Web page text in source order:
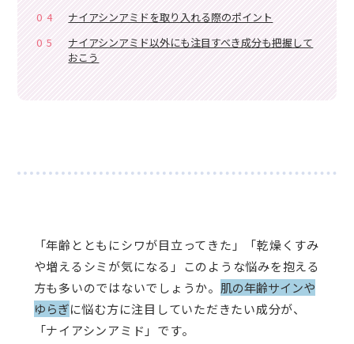
04
ナイアシンアミドを取り入れる際のポイント
05
ナイアシンアミド以外にも注目すべき成分も把握して
おこう
「年齢とともにシワが目立ってきた」「乾燥くすみ
や増えるシミが気になる」このような悩みを抱える
方も多いのではないでしょうか。 肌の年齢サインや
ゆらぎに悩む方に注目していただきたい成分が、
「ナイアシンアミド」です。